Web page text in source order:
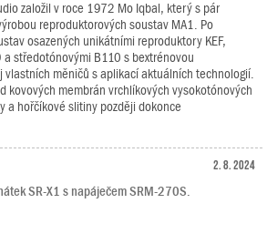
založil v roce 1972 Mo Iqbal, který s pár
reproduktorových soustav MA1. Po
osazených unikátními reproduktory KEF,
středotónovými B110 s bextrénovou
vlastních měničů s aplikací aktuálních technologií.
kovových membrán vrchlíkových vysokotónových
a hořčíkové slitiny později dokonce
2. 8. 2024
SR-X1 s napáječem SRM-270S.